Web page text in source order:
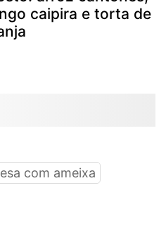
caipira e torta de
com ameixa